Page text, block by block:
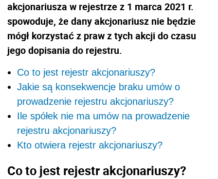
akcjonariusza w rejestrze z 1 marca 2021 r.
spowoduje, że dany akcjonariusz nie będzie
mógł korzystać z praw z tych akcji do czasu
jego dopisania do rejestru.
Co to jest rejestr akcjonariuszy?
Jakie są konsekwencje braku umów o
prowadzenie rejestru akcjonariuszy?
Ile spółek nie ma umów na prowadzenie
rejestru akcjonariuszy?
Kto otwiera rejestr akcjonariuszy?
Co to jest rejestr akcjonariuszy?